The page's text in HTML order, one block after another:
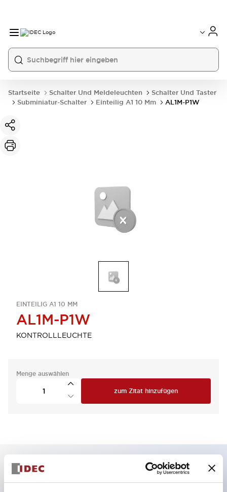
Startseite Schalter Und Meldeleuchten
Schalter Und Taster
Subminiatur-Schalter
Einteilig A1 10 Mm AL1M-P1W
EINTEILIG A1 10 MM
AL1M-P1W
KONTROLLLEUCHTE
Menge auswählen
zum Zitat hinzufügen
Hauptmerkmale